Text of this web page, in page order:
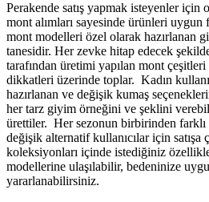
Perakende satış yapmak isteyenler için
mont alımları sayesinde ürünleri
mont modelleri özel olarak hazırlanan
tanesidir. Her zevke hitap edecek
tarafından üretimi yapılan mont
dikkatleri üzerinde toplar. Kadın
hazırlanan ve değişik kumaş
her tarz giyim örneğini ve şeklini
ürettiler. Her sezonun birbirinden
değişik alternatif kullanıcılar için satışa
koleksiyonları içinde istediğiniz
modellerine ulaşılabilir, bedeninize
yararlanabilirsiniz.